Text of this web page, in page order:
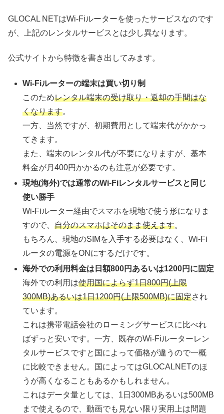
GLOCAL NETはWi-Fiルーターを使ったサービスなのです
が、上記のレンタルサービスとは少し異なります。
公式サイトから特徴を書き出してみます。
Wi-Fiルーターの端末は買い切り制
このためレンタル端末の受け取り・返却の手間はな
くなります。
一方、当然ですが、初期費用として端末代がかかっ
てきます。
また、端末のレンタル代が不要になりますが、基本
料金が月400円かかるのも注意が必要です。
現地(海外)では通常のWi-Fiレンタルサービスと同じ
使い勝手
Wi-Fiルーター経由でスマホを現地で使う形になりま
すので、自分のスマホはそのまま使えます。
もちろん、現地のSIMを入手する必要はなく、Wi-Fi
ルータの電源をONにするだけです。
海外での利用料金は日額800円あるいは1200円に固定
海外での利用は使用国によらず1日800円(上限
300MB)あるいは1日1200円(上限500MB)に固定され
ています。
これは携帯電話会社のローミングサービスに比べれ
ばずっと安いです。一方、既存のWi-Fiルーターレン
タルサービスですと国によって価格が違うので一概
に比較できません。国によってはGLOCALNETのほ
うが高くなることもあるかもしれません。
これはデータ量としては、1日300MBあるいは500MB
まで使えるので、動画でも見ない限り実用上は問題